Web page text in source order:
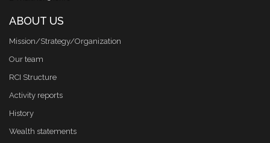
ABOUT US
Mission/Strategy/Organization
Our team
RCI Structure
Activity reports
History
Wealth statements